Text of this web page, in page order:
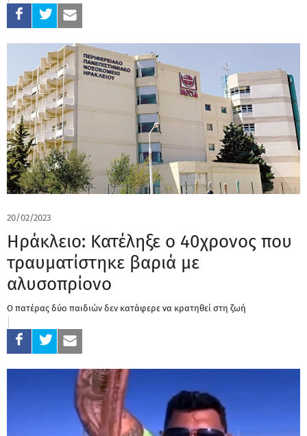
20/02/2023
Ηράκλειο: Κατέληξε ο 40χρονος που
τραυματίστηκε βαριά με
αλυσοπρίονο
Ο πατέρας δύο παιδιών δεν κατάφερε να κρατηθεί στη ζωή